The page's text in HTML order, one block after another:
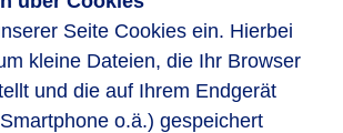
Seite Cookies ein. Hierbei
kleine Dateien, die Ihr Browser
und die auf Ihrem Endgerät
o.ä.) gespeichert